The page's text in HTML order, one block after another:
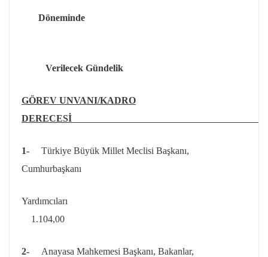
Döneminde
Verilecek Gündelik
GÖREV UNVANI/KADRO
DERECESİ
1- Türkiye Büyük Millet Meclisi Başkanı,
Cumhurbaşkanı
1.104,00
2- Anayasa Mahkemesi Başkanı, Bakanlar,